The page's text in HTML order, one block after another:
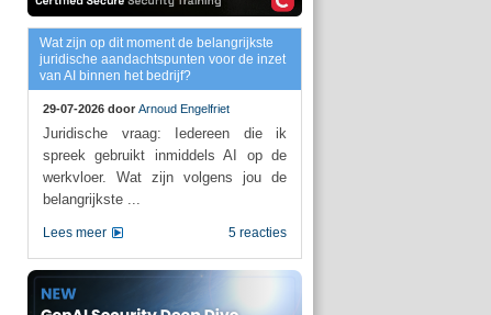
Wat zijn op dit moment de belangrijkste
juridische aandachtspunten voor de inzet
van AI binnen het bedrijf?
29-07-2026 door Arnoud Engelfriet
Juridische vraag: Iedereen die ik
spreek gebruikt inmiddels AI op de
werkvloer. Wat zijn volgens jou de
belangrijkste ...
5 reacties
Lees meer